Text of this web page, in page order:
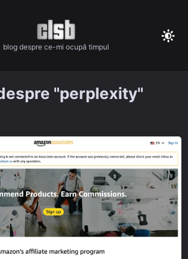
blog despre ce-mi ocupă timpul
"perplexity"